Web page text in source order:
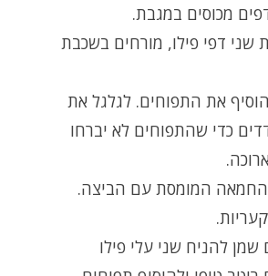
מכוסים במגבת.
שני דפי פילו, מורחים בשכבת
את התפוחים. לגלגל את
כדי שהתפוחים לא יברחו
המומסת עם הביצה.
להניח שני עלי פילו